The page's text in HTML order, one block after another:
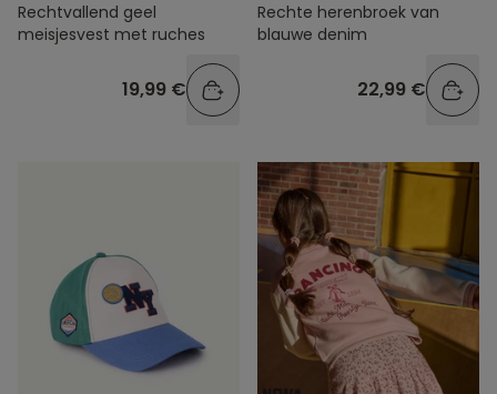
Rechtvallend geel
meisjesvest met ruches
19,99 €
Rechte herenbroek van
blauwe denim
22,99 €